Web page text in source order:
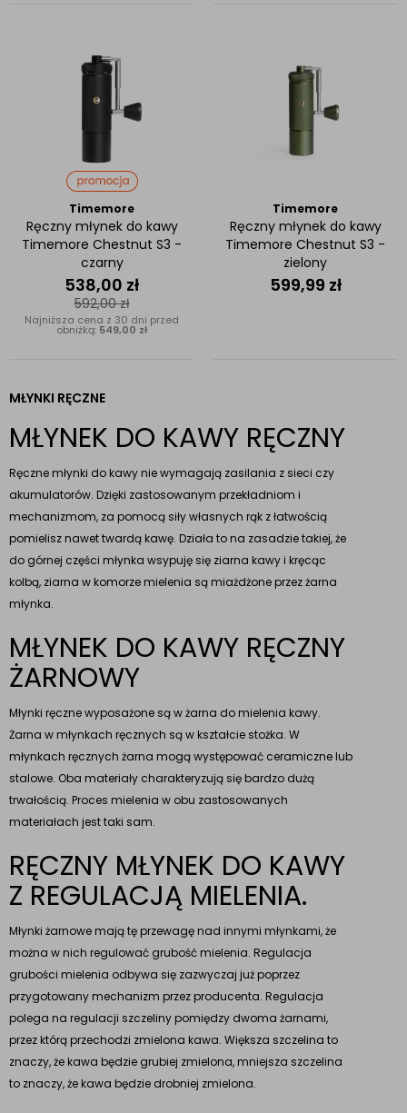
Timemore
Ręczny młynek do kawy
Timemore Chestnut S3 -
czarny
538,00 zł
592,00zł
Najniższa cena z 30 dni przed
obniżką: 549,00 zł
Timemore
Ręczny młynek do kawy
Timemore Chestnut S3 -
zielony
599,99 zł
MŁYNKI RĘCZNE
MŁYNEK DO KAWY RĘCZNY
Ręczne młynki do kawy nie wymagają zasilania z sieci czy
akumulatorów. Dzięki zastosowanym przekładniom i
mechanizmom, za pomocą siły własnych rąk z łatwością
pomielisz nawet twardą kawę. Działa to na zasadzie takiej, że
do górnej części młynka wsypuję się ziarna kawy i kręcąc
kolbą, ziarna w komorze mielenia są miażdżone przez żarna
młynka.
MŁYNEK DO KAWY RĘCZNY
ŻARNOWY
Młynki ręczne wyposażone są w żarna do mielenia kawy.
Żarna w młynkach ręcznych są w kształcie stożka. W
młynkach ręcznych żarna mogą występować ceramiczne lub
stalowe. Oba materiały charakteryzują się bardzo dużą
trwałością. Proces mielenia w obu zastosowanych
materiałach jest taki sam.
RĘCZNY MŁYNEK DO KAWY
Z REGULACJĄ MIELENIA.
Młynki żarnowe mają tę przewagę nad innymi młynkami, że
można w nich regulować grubość mielenia. Regulacja
grubości mielenia odbywa się zazwyczaj już poprzez
przygotowany mechanizm przez producenta. Regulacja
polega na regulacji szczeliny pomiędzy dwoma żarnami,
przez którą przechodzi zmielona kawa. Większa szczelina to
znaczy, że kawa będzie grubiej zmielona, mniejsza szczelina
to znaczy, że kawa będzie drobniej zmielona.